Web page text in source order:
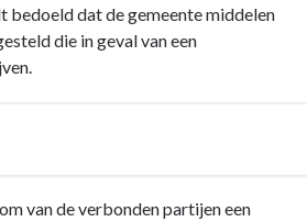
bedoeld dat de gemeente middelen
die in geval van een
van de verbonden partijen een